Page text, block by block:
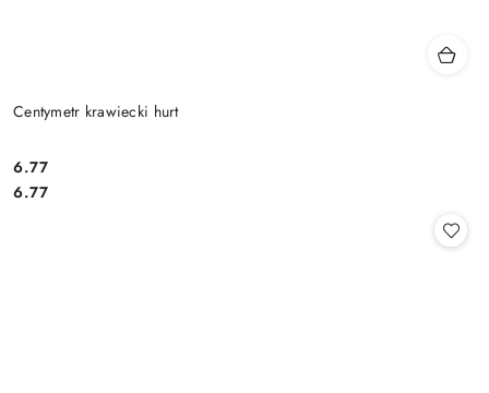
Centymetr krawiecki hurt
Cena:
6.77
Cena:
6.77